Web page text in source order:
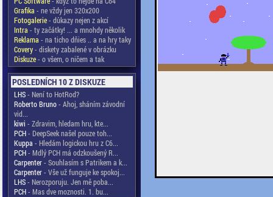
Grafika - ne vždy jen 320x200
Fotogalerie- důkazy nejen z akcí
Intra - ty začátky! ... a mnohdy několik
Reklama - na ticho dňies .. a na hry taky
Covery- diskety zabalené v obrázku
Diskuze- o všem, o ničem a tak
POSLEDNÍCH 10 Z DISKUZE
LHS- Není to HotRod?
Roberto Bruno- Ahoj, sháním závodní
vid...
kiwi - Zdravim, hledam hru, kte...
PCH- DeepSeek našel pouze toh...
Kuppa - Hledám logickou hru z C6...
PCH- Mdlý PCH má odzkoušený R...
Carpenter- Souhlasím s Patrikem a k...
Carpenter- Vše už funguje ke spokoj...
LHS- Nerozporuju. Jen mě poba...
PCH- Mas dve moznosti. 1. bu...